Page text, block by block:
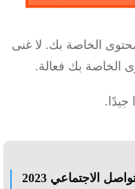
الخاصة بك.لا غنى
بك فعالة.
2023